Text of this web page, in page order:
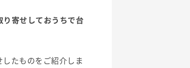
り寄せしておうちで台
たものをご紹介しま